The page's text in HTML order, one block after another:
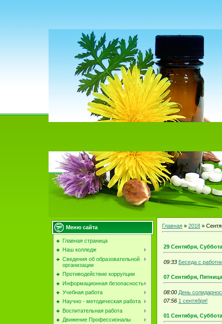
Меню сайта
Главная страница
Наш колледж
Сведения об образовательной
организации
Противодействие коррупции
Информационная безопасность
Учебная работа
Научно - методическая работа
Воспитательная работа
Движение Профессионалы
Главная » 2018 »
29 Сентября, Суббота
09:33 Беседа с
07 Сентября, Пятница
08:00 День
07:56 1 сентября!
01 Сентября, Суббота